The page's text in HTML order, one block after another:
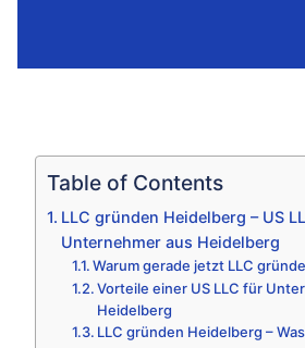
Table of Contents
LLC gründen Heidelberg – US
Unternehmer aus Heidelberg
Warum gerade jetzt LLC
Vorteile einer US LLC für
Heidelberg
LLC gründen Heidelberg –